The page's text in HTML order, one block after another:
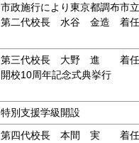
市政施行により東京都調布市
第二代校長 水谷 金造 着任
第三代校長 大野 進 着任
開校10周年記念式典挙行
特別支援学級開設
第四代校長 本間 実 着任